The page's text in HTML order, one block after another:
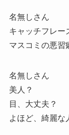
名無しさん
キャッチフレー
マスコミの悪習
名無しさん
美人？
目、大丈夫？
よほど、綺麗な